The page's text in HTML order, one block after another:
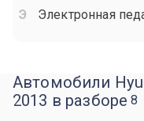
Электронная
Автомобили
2013 в разборе 8